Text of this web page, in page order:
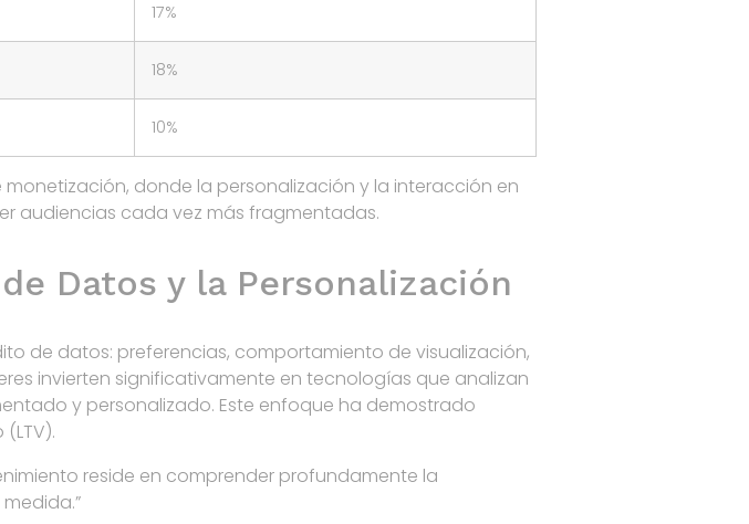
17%
18%
10%
donde la personalización y la interacción en
audiencias cada vez más fragmentadas.
Datos y la Personalización
de datos: preferencias, comportamiento de visualización,
invierten significativamente en tecnologías que analizan
y personalizado. Este enfoque ha demostrado
reside en comprender profundamente la